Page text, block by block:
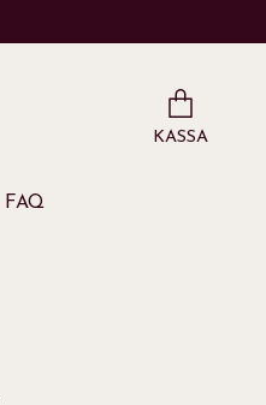
KASSA
FAQ